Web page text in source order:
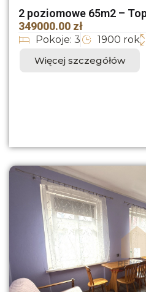
2 poziomowe 65m2 –
349000.00 zł
Pokoje: 3 1900 rok
Więcej szczegółów